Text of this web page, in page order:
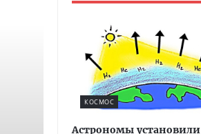
КОСМОС
Астрономы установили